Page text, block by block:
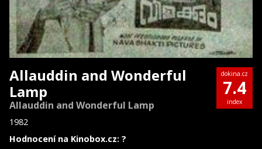
Allauddin and Wonderful
Lamp
Allauddin and Wonderful Lamp
1982
Hodnocení na Kinobox.cz: ?
dokina.cz
7.4
index